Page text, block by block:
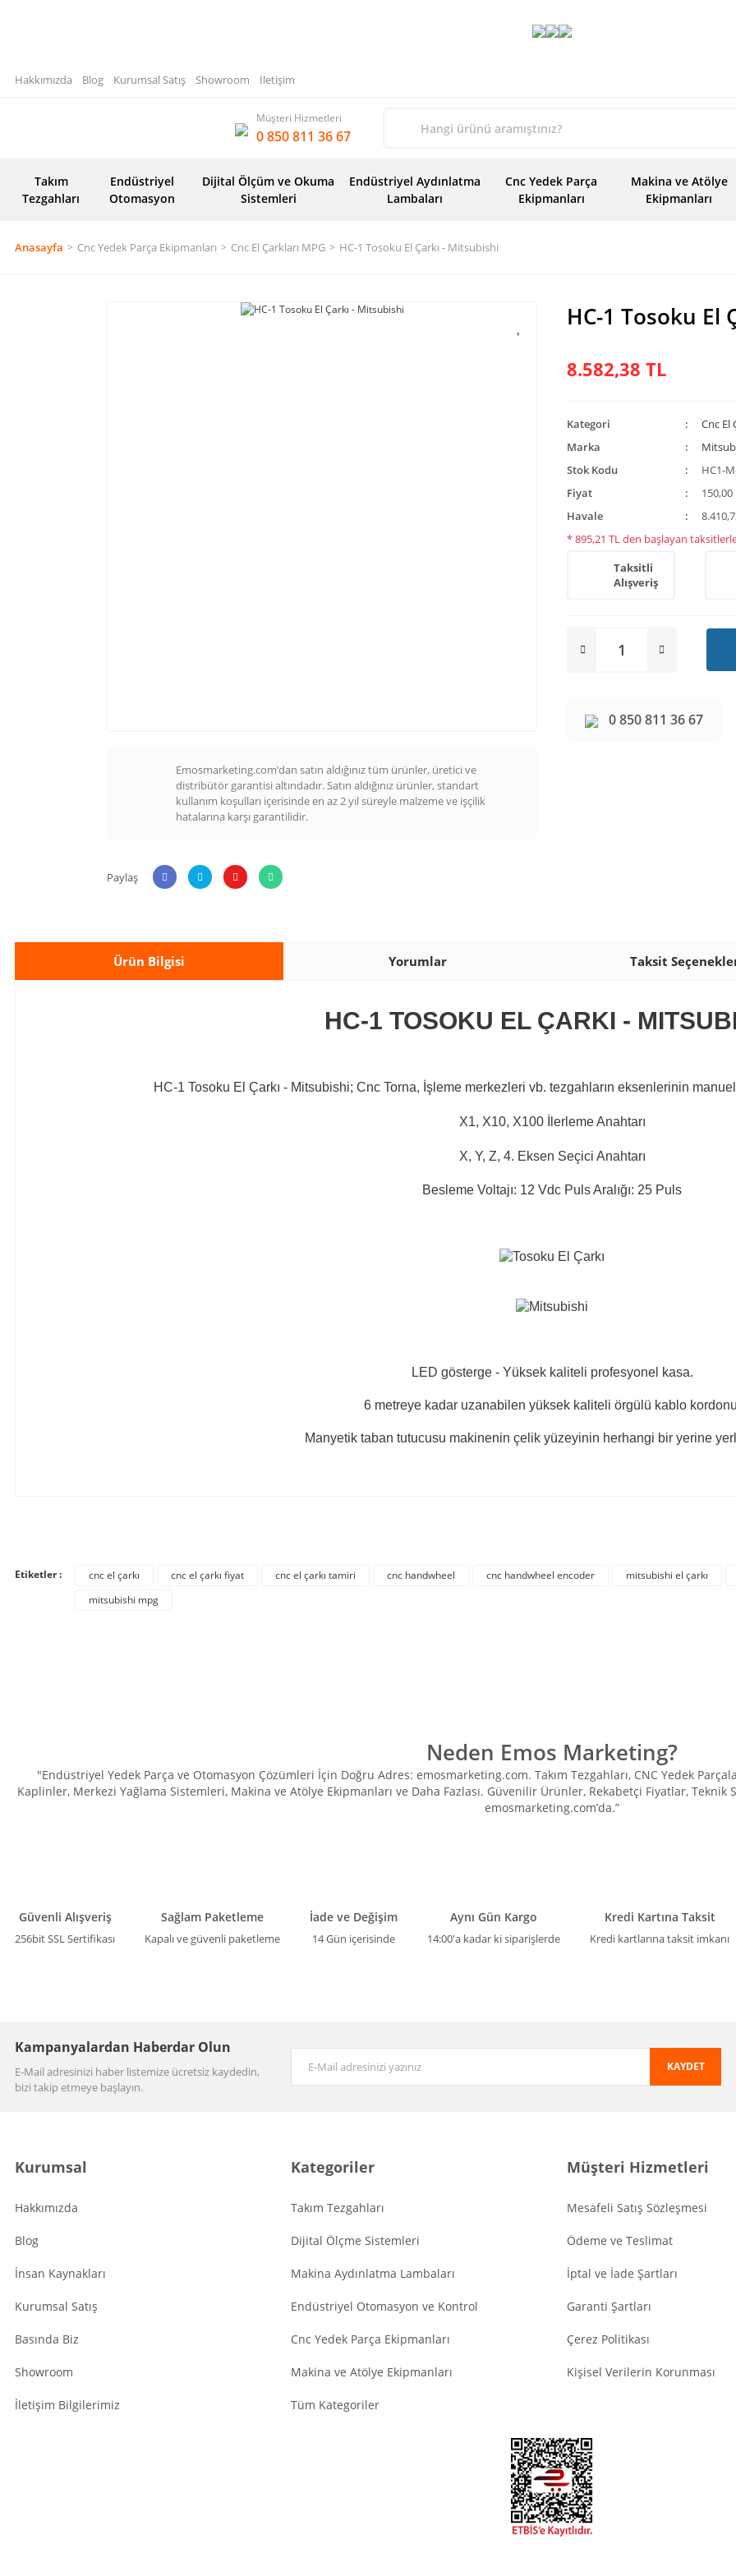
Hakkımızda Blog Kurumsal Satış Showroom İletişim
Müşteri Hizmetleri
0 850 811 36 67
Takım
Tezgahları
Endüstriyel
Otomasyon
Dijital Ölçüm ve Okuma
Sistemleri
Endüstriyel Aydınlatma
Lambaları
Cnc Yedek Parça
Ekipmanları
Makina ve Atölye
Ekipmanları
Anasayfa Cnc Yedek Parça Ekipmanları Cnc El Çarkları MPG HC-1 Tosoku El Çarkı - Mitsubishi
Emosmarketing.com’dan satın aldığınız tüm ürünler, üretici ve
distribütör garantisi altındadır. Satın aldığınız ürünler, standart
kullanım koşulları içerisinde en az 2 yıl süreyle malzeme ve işçilik
hatalarına karşı garantilidir.
Paylaş
HC-1 Tosoku El
8.582,38 TL
Kategori
Cnc El
Marka
Stok Kodu
HC1-
Fiyat
150,00
Havale
* 895,21 TL den başlayan
Taksitli
Alışveriş
0 850 811 36 67
Ürün Bilgisi Yorumlar Taksit
HC-1 TOSOKU EL ÇARKI -
HC-1 Tosoku El Çarkı - Mitsubishi; Cnc Torna, İşleme merkezleri vb. tezgahların eksenlerinin
X1, X10, X100 İlerleme Anahtarı
X, Y, Z, 4. Eksen Seçici Anahtarı
Besleme Voltajı: 12 Vdc Puls Aralığı: 25 Puls
LED gösterge - Yüksek kaliteli profesyonel kasa.
6 metreye kadar uzanabilen yüksek kaliteli örgülü kablo
Manyetik taban tutucusu makinenin çelik yüzeyinin herhangi bir yerine
Gönder
Etiketler : cnc el çarkı cnc el çarkı fiyat cnc el çarkı tamiri cnc handwheel cnc handwheel encoder mitsubishi el çarkı
mitsubishi mpg
Neden Emos Marketing?
"Endüstriyel Yedek Parça ve Otomasyon Çözümleri İçin Doğru Adres: emosmarketing.com. Takım Tezgahları, CNC Yedek
Kaplinler, Merkezi Yağlama Sistemleri, Makina ve Atölye Ekipmanları ve Daha Fazlası. Güvenilir Ürünler, Rekabetçi Fiyatlar,
emosmarketing.com’da.”
Güvenli Alışveriş
256bit SSL Sertifikası
Sağlam Paketleme
Kapalı ve güvenli paketleme
İade ve Değişim
14 Gün içerisinde
Aynı Gün Kargo
14:00'a kadar ki siparişlerde
Kredi Kartına Taksit
Kredi kartlarına taksit imkanı
Kampanyalardan Haberdar Olun
E-Mail adresinizi haber listemize ücretsiz kaydedin,
bizi takip etmeye başlayın.
KAYDET
Kurumsal
Hakkımızda
Blog
İnsan Kaynakları
Kurumsal Satış
Basında Biz
Showroom
İletişim Bilgilerimiz
Kategoriler
Takım Tezgahları
Dijital Ölçme Sistemleri
Makina Aydınlatma Lambaları
Endüstriyel Otomasyon ve Kontrol
Cnc Yedek Parça Ekipmanları
Makina ve Atölye Ekipmanları
Tüm Kategoriler
Müşteri Hizmetleri
Mesafeli Satış Sözleşmesi
Ödeme ve Teslimat
İptal ve İade Şartları
Garanti Şartları
Çerez Politikası
Kişisel Verilerin Korunması